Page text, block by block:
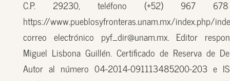
C.P. 29230, teléfono (+52) 967
https://www.pueblosyfronteras.unam.mx/index.php/
correo electrónico pyf_dir@unam.mx. Editor
Miguel Lisbona Guillén. Certificado de Reserva de
Autor al número 04-2014-091113485200-203 e